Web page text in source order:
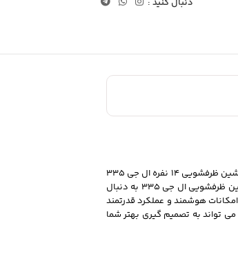
اگر به دنبال یک ماشین ظرفشویی مدرن، کم مصرف و مجهز به جدیدترین فناوری های شستشو هستید، ماشین ظرفشویی ال جی 335 می تواند یکی از بهترین انتخاب های شما باشد. ماشین ظرفشویی 14 نفره ال جی 335
با ظرفیت بالا، طراحی زیبا، موتور کم صدا و فناوری های پیشرفته شستشو، نیاز خانواده های متوسط و پرجمعیت را به خوبی برطرف می کند. بسیاری از خریداران هنگام بررسی قیمت ماشین ظرفشویی ال جی 335 به دنبال
دو رنگ محبوب ماشین ظرفشویی ال جی 335 دودی و سفید عرضه شده و با امکانات هوشمند و عملکرد قدرتمند
ویژگی های این محصول می تواند به تصمیم گیری بهتر شما